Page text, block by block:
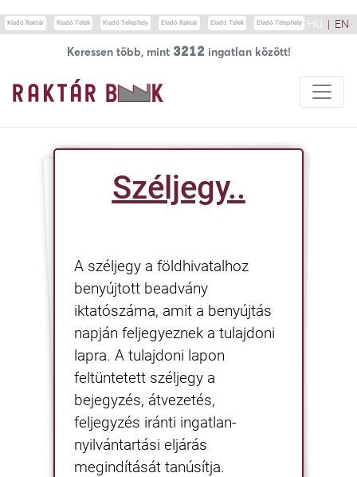
Kiadó Raktár Kiadó Telek Kiadó Telephely Eladó Raktár Eladó Telek Eladó Telephely HU | EN
Keressen több, mint 3212 ingatlan között!
Széljegy..
A széljegy a földhivatalhoz
benyújtott beadvány
iktatószáma, amit a benyújtás
napján feljegyeznek a tulajdoni
lapra. A tulajdoni lapon
feltüntetett széljegy a
bejegyzés, átvezetés,
feljegyzés iránti ingatlan-
nyilvántartási eljárás
megindítását tanúsítja.